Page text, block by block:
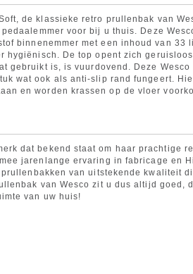
de klassieke retro prullenbak van
voor bij u thuis. Deze
binnenemmer met een inhoud van 33
hygiënisch. De top opent zich
gebruikt is, is vuurdovend. Deze
wat ook als anti-slip rand fungeert.
en worden krassen op de vloer
dat bekend staat om haar prachtige
jarenlange ervaring in fabricage en
van uitstekende kwaliteit
van Wesco zit u dus altijd goed,
van uw huis!